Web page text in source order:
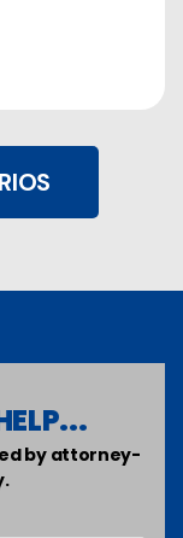
by attorney-